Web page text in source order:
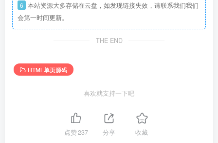
6 本站资源大多存储在云盘，如发现链接失效，请联系我们我们
会第一时间更新。
THE END
HTML单页源码
喜欢就支持一下吧
点赞237 分享 收藏